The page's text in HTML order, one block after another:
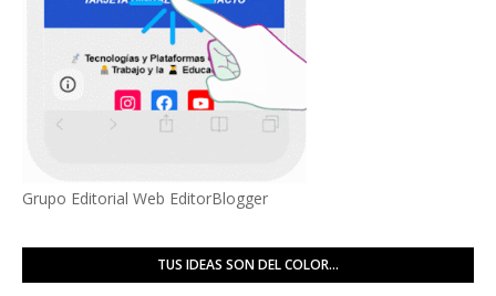
Grupo Editorial Web EditorBlogger
TUS IDEAS SON DEL COLOR...